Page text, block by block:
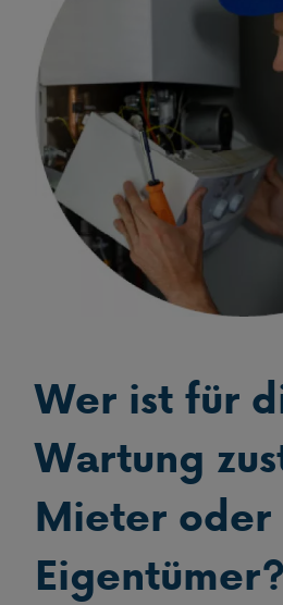
Wer ist für
Wartung
Mieter oder
Eigentümer?